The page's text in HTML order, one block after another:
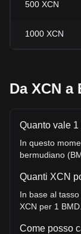
500 XCN
1000 XCN
Da XCN a
Quanto vale
In questo
bermudiano
Quanti XCN
In base al
XCN per 1 BMD.
Come posso